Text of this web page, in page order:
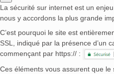
La sécurité sur internet est un
nous y accordons la plus grande
C’est pourquoi le site est
SSL, indiqué par la présence d’un
commençant par https:// :
Ces éléments vous assurent que